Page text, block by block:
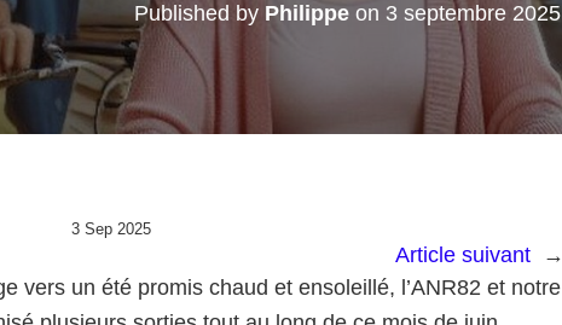
Published by Philippeon 3 septembre 2025
3 Sep 2025
Article suivant →
vers un été promis chaud et ensoleillé, l’ANR82 et notre